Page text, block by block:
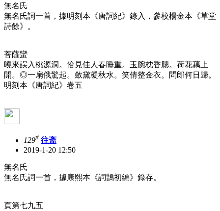
無名氏
無名氏詞一首，據明刻本《唐詞紀》錄入，參校楊金本《草堂
詩餘》。
菩薩蠻
曉來誤入桃源洞。恰見佳人春睡重。玉腕枕香腮。荷花藕上
開。◎一扇俄驚起。斂黛凝秋水。笑倩整金衣。問郎何日歸。
明刻本《唐詞紀》卷五
129# 往斋
2019-1-20 12:50
無名氏
無名氏詞一首，據康熙本《詞鵠初編》錄存。
頁第七九五